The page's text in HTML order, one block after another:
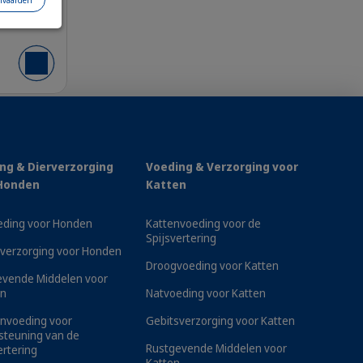
Voeg toe aan winkelmandje
voeding die hij via zijn
om zijn nieren te helpen efficiënt te
en fosfor in balans brengt en
bloeddruk, een veelvoorkomend
heerlijke smaak waar zowel katten als
& Dierverzorging
voor Honden
voor Honden
Middelen voor
voor
van de
Voeding & Verzorging voor
Katten
Kattenvoeding voor de
Spijsvertering
Droogvoeding voor Katten
Natvoeding voor Katten
Gebitsverzorging voor Katten
Rustgevende Middelen voor